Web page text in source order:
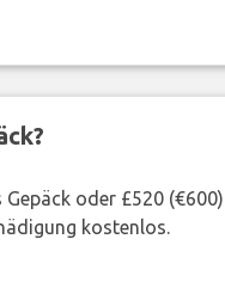
oder £520
kostenlos.